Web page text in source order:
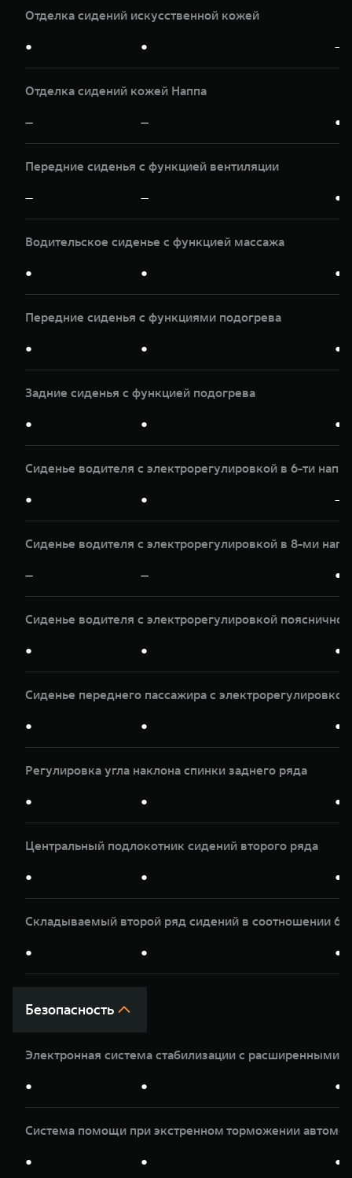
Отделка сидений искусственной кожей
● ● —
Отделка сидений кожей Наппа
— — ●
Передние сиденья с функцией вентиляции
— — ●
Водительское сиденье с функцией массажа
● ● ●
Передние сиденья с функциями подогрева
● ● ●
Задние сиденья с функцией подогрева
● ● ●
Сиденье водителя с электрорегулировкой в 6-ти
● ● —
Сиденье водителя с электрорегулировкой в 8-ми
— — ●
Сиденье водителя с электрорегулировкой
● ● ●
Сиденье переднего пассажира с
● ● ●
Регулировка угла наклона спинки заднего ряда
● ● ●
Центральный подлокотник сидений второго ряда
● ● ●
Складываемый второй ряд сидений в соотношении
● ● ●
Безопасность
Электронная система стабилизации с расширенными
● ● ●
Система помощи при экстренном торможении
● ● ●